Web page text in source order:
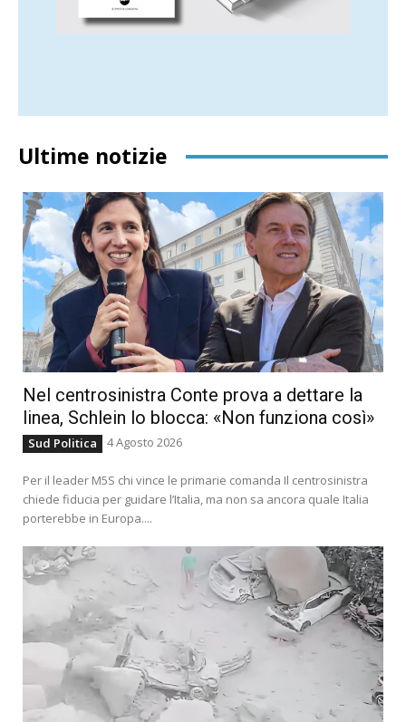
Ultime notizie
Nel centrosinistra Conte prova a dettare la
linea, Schlein lo blocca: «Non funziona così»
Sud Politica 4 Agosto 2026
Per il leader M5S chi vince le primarie comanda Il centrosinistra
chiede fiducia per guidare l’Italia, ma non sa ancora quale Italia
porterebbe in Europa....